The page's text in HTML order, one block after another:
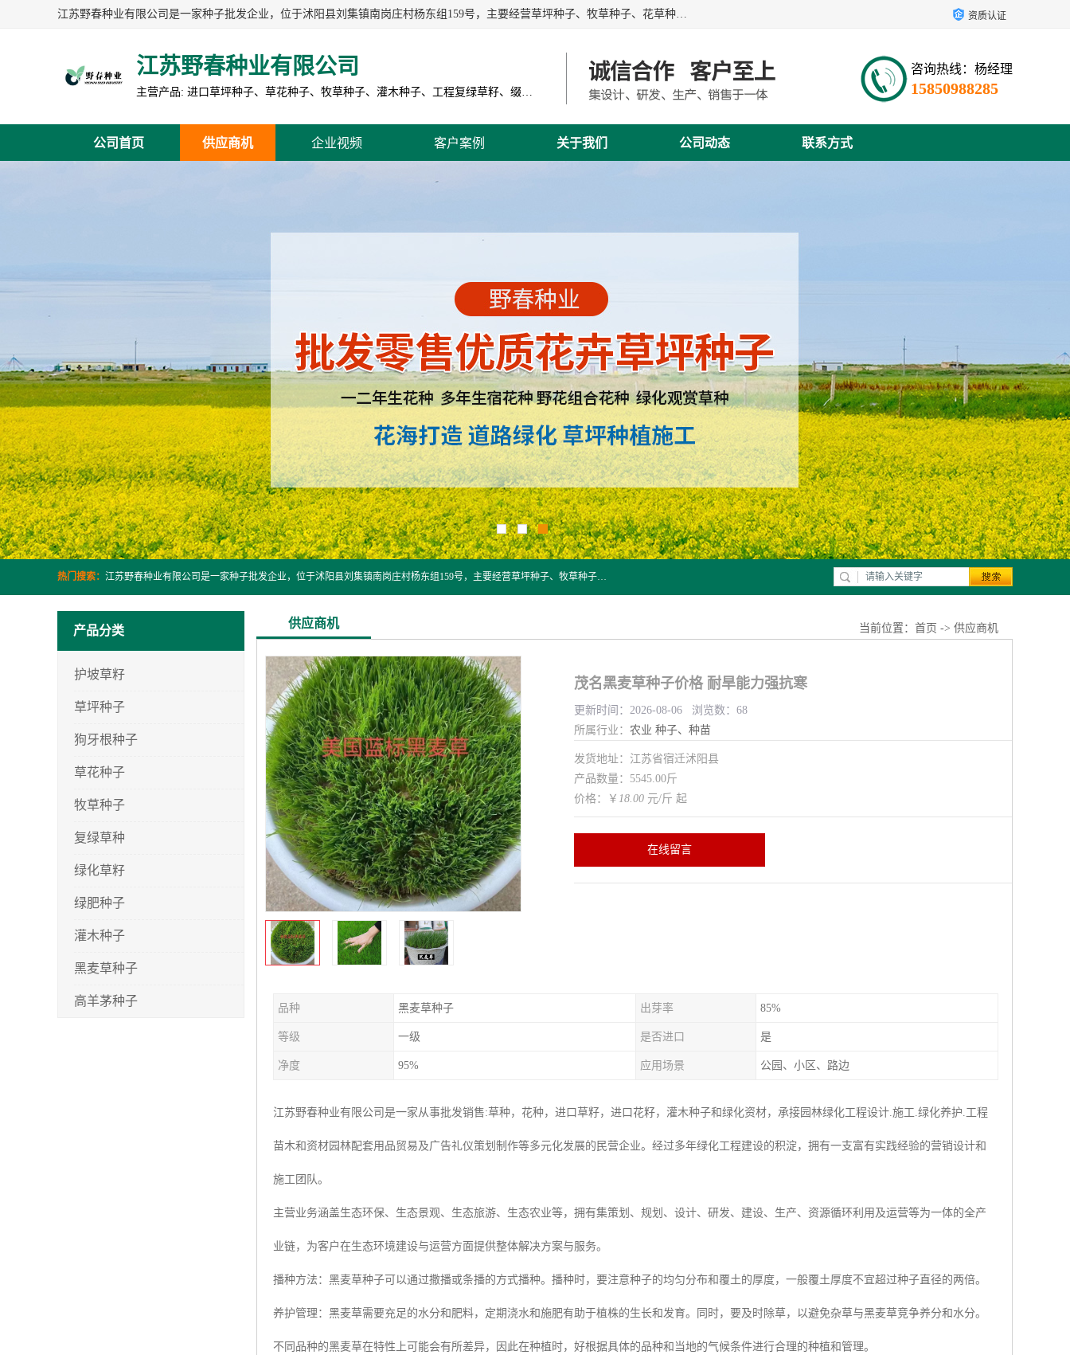
江苏野春种业有限公司是一家种子批发企业，位于沭阳县刘集镇南岗庄村杨东组159号，主要经营草坪种子、牧草种子、花草种子、复绿草种、绿化草籽、护坡草籽、绿肥种子、灌木种子、黑麦草种子、高羊茅种子、早熟禾种子、狗牙根种子、剪股颖种子等。 资质认证
江苏野春种业有限公司
主营产品: 进口草坪种子、草花种子、牧草种子、灌木种子、工程复绿草籽、缀花组合种子
咨询热线：杨经理
15850988285
公司首页 供应商机 企业视频 客户案例 关于我们 公司动态 联系方式
热门搜索： 江苏野春种业有限公司是一家种子批发企业，位于沭阳县刘集镇南岗庄村杨东组159号，主要经营草坪种子、牧草种子、花草种子、复绿草种、绿化草籽、护坡草籽、绿肥种子、灌木种子、黑麦草种子、高羊茅种子、早熟禾种子、狗牙根种子、剪股颖种子等。
产品分类
护坡草籽
草坪种子
狗牙根种子
草花种子
牧草种子
复绿草种
绿化草籽
绿肥种子
灌木种子
黑麦草种子
高羊茅种子
供应商机 当前位置： 首页 -> 供应商机
茂名黑麦草种子价格 耐旱能力强抗寒
更新时间：2026-08-06 浏览数：68
所属行业： 农业 种子、种苗
发货地址：江苏省宿迁沭阳县
产品数量：5545.00斤
价格：￥ 18.00 元/斤 起
在线留言
品种 黑麦草种子 出芽率 85%
等级 一级 是否进口 是
净度 95% 应用场景 公园、小区、路边
江苏野春种业有限公司是一家从事批发销售:草种，花种，进口草籽，进口花籽，灌木种子和绿化资材，承接园林绿化工程设计.施工.绿化养护.工程
苗木和资材园林配套用品贸易及广告礼仪策划制作等多元化发展的民营企业。经过多年绿化工程建设的积淀，拥有一支富有实践经验的营销设计和
施工团队。
主营业务涵盖生态环保、生态景观、生态旅游、生态农业等，拥有集策划、规划、设计、研发、建设、生产、资源循环利用及运营等为一体的全产
业链，为客户在生态环境建设与运营方面提供整体解决方案与服务。
播种方法：黑麦草种子可以通过撒播或条播的方式播种。播种时，要注意种子的均匀分布和覆土的厚度，一般覆土厚度不宜超过种子直径的两倍。
养护管理：黑麦草需要充足的水分和肥料，定期浇水和施肥有助于植株的生长和发育。同时，要及时除草，以避免杂草与黑麦草竞争养分和水分。
不同品种的黑麦草在特性上可能会有所差异，因此在种植时，好根据具体的品种和当地的气候条件进行合理的种植和管理。